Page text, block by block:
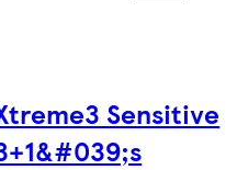
Sensitive